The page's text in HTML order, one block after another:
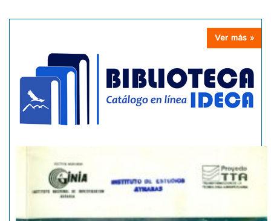
Ver más »